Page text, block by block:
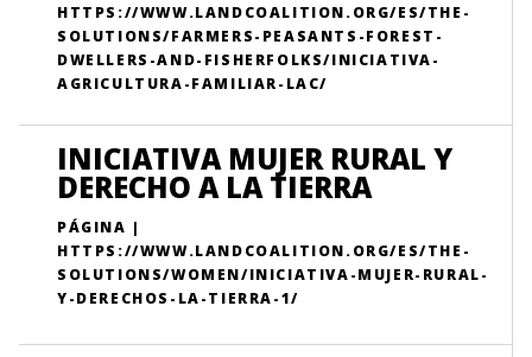
HTTPS://WWW.LANDCOALITION.ORG/ES/THE-
SOLUTIONS/FARMERS-PEASANTS-FOREST-
DWELLERS-AND-FISHERFOLKS/INICIATIVA-
AGRICULTURA-FAMILIAR-LAC/
INICIATIVA MUJER RURAL Y
DERECHO A LA TIERRA
PÁGINA |
HTTPS://WWW.LANDCOALITION.ORG/ES/THE-
SOLUTIONS/WOMEN/INICIATIVA-MUJER-RURAL-
Y-DERECHOS-LA-TIERRA-1/